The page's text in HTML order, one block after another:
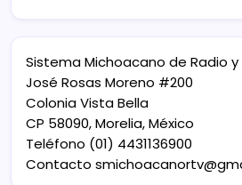
Sistema Michoacano de Radio y
José Rosas Moreno #200
Colonia Vista Bella
CP 58090, Morelia, México
Teléfono (01) 4431136900
Contacto